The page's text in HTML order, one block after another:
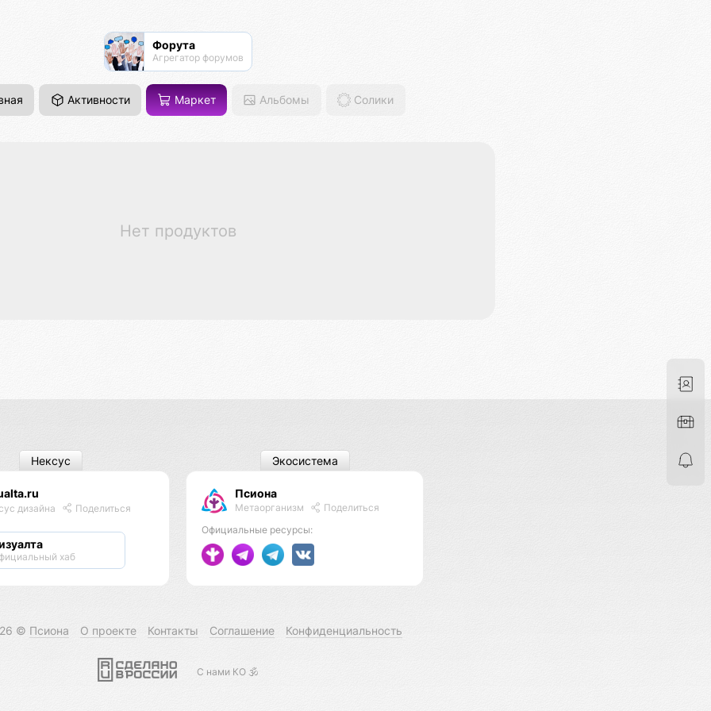
Форута
Агрегатор форумов
Активности Маркет Альбомы Солики
Нет продуктов
дизайна Поделиться
хаб
Нексус
Псиона
Метаорганизм
Поделиться
Официальные ресурсы:
Экосистема
© Псиона О проекте Контакты Соглашение Конфиденциальность
С нами КО 🕉️